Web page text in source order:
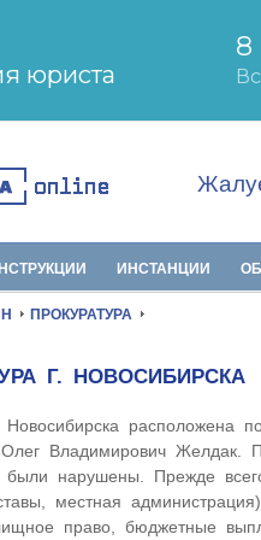
ИНСТАНЦИИ
ПРОКУРАТУРА
Г. НОВОСИБИРСКА
Новосибирска расположена
Олег Владимирович Желдак.
нарушены. Прежде
местная
право, бюджетные